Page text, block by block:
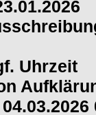
Uhrzeit